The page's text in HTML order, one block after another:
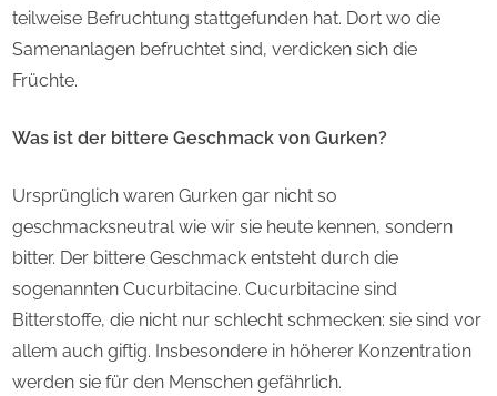
teilweise Befruchtung stattgefunden hat. Dort wo die
Samenanlagen befruchtet sind, verdicken sich die
Früchte.
Was ist der bittere Geschmack von Gurken?
Ursprünglich waren Gurken gar nicht so
geschmacksneutral wie wir sie heute kennen, sondern
bitter. Der bittere Geschmack entsteht durch die
sogenannten Cucurbitacine. Cucurbitacine sind
Bitterstoffe, die nicht nur schlecht schmecken: sie sind vor
allem auch giftig. Insbesondere in höherer Konzentration
werden sie für den Menschen gefährlich.